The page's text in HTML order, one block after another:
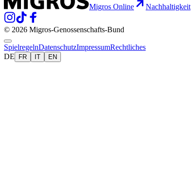
Migros Online Nachhaltigkeit
© 2026 Migros-Genossenschafts-Bund
SpielregelnDatenschutzImpressumRechtliches
DE
FR IT EN